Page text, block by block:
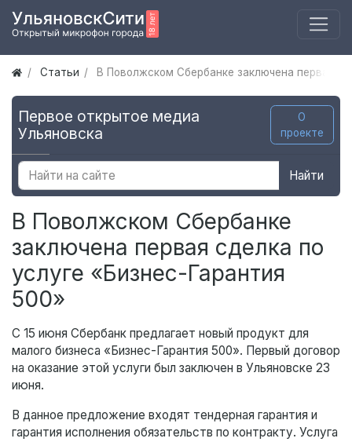
Статьи В Поволжском Сбербанке заключена первая
Первое открытое медиа
Ульяновска
О
проекте
Найти
В Поволжском Сбербанке
заключена первая сделка по
услуге «Бизнес-Гарантия
500»
С 15 июня Сбербанк предлагает новый продукт для
малого бизнеса «Бизнес-Гарантия 500». Первый договор
на оказание этой услуги был заключен в Ульяновске 23
июня.
В данное предложение входят тендерная гарантия и
гарантия исполнения обязательств по контракту. Услуга